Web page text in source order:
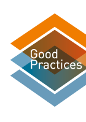
contenu
principal